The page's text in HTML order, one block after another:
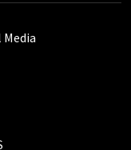
Media